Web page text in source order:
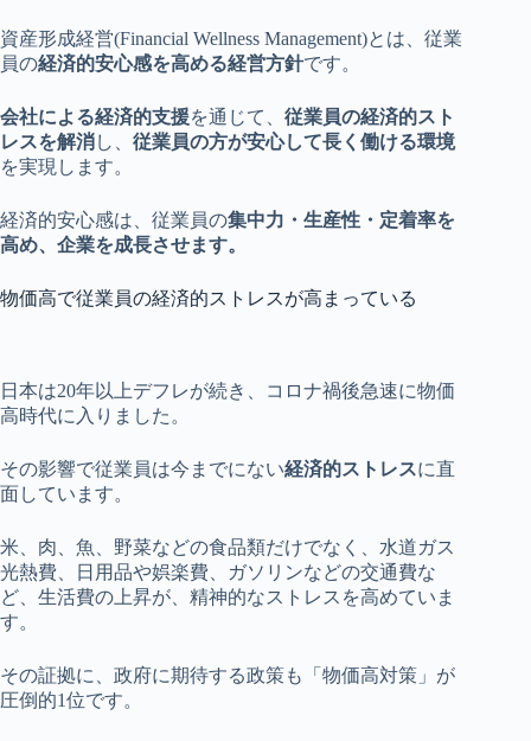
資産形成経営(Financial Wellness Management)とは、従業
員の経済的安心感を高める経営方針です。
会社による経済的支援を通じて、 従業員の経済的スト
レスを解消し、 従業員の方が安心して長く働ける環境
を実現します。
経済的安心感は、従業員の集中力・生産性・定着率を
高め、企業を成長させます。
物価高で従業員の経済的ストレスが高まっている
日本は20年以上デフレが続き、コロナ禍後急速に物価
高時代に入りました。
その影響で従業員は今までにない経済的ストレスに直
面しています。
米、肉、魚、野菜などの食品類だけでなく、水道ガス
光熱費、日用品や娯楽費、ガソリンなどの交通費な
ど、生活費の上昇が、精神的なストレスを高めていま
す。
その証拠に、政府に期待する政策も「物価高対策」が
圧倒的1位です。